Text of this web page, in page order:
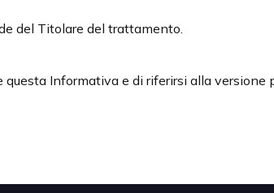
del Titolare del trattamento.
Informativa e di riferirsi alla versione